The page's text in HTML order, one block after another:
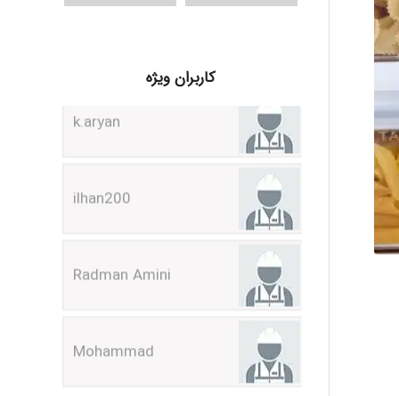
کاربران ویژه
ilhan200
Radman Amini
Mohammad
Tavan